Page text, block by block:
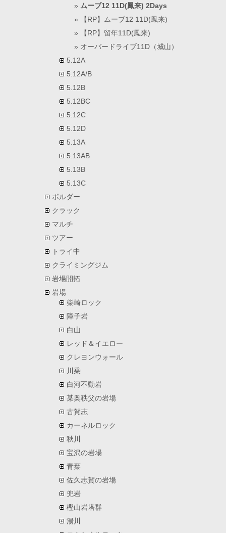
ムーブ12 11D(鳳来) 2Days
【RP】ムーブ12 11D(鳳来)
【RP】留年11D(鳳来)
オーバードライブ11D（城山）
5.12A
5.12A/B
5.12B
5.12BC
5.12C
5.12D
5.13A
5.13AB
5.13B
5.13C
ボルダー
クラック
マルチ
ツアー
トライ中
クライミングジム
岩場開拓
岩場
柴崎ロック
障子岩
白山
レッド＆イエロー
クレヨンウォール
川乗
白河不動岩
某奥秩父の岩場
古賀志
カーネルロック
秋川
宝沢の岩場
青葉
佐久志賀の岩場
兜岩
樫山岩塔群
湯川